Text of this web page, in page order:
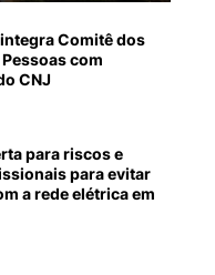
Comitê dos
com
CNJ
para riscos e
para evitar
a rede elétrica em